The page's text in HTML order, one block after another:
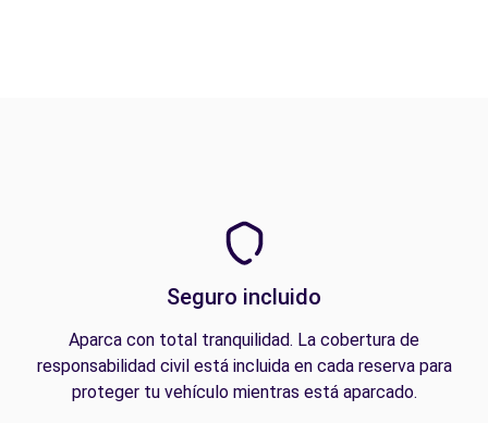
Seguro incluido
Aparca con total tranquilidad. La cobertura de
responsabilidad civil está incluida en cada reserva para
proteger tu vehículo mientras está aparcado.